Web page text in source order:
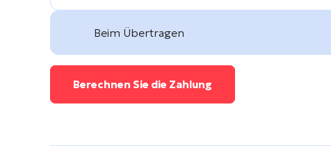
Beim Übertragen
Berechnen Sie die Zahlung